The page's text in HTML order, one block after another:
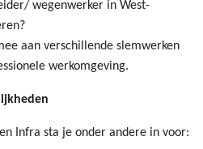
wegenwerker in West-
aan verschillende slemwerken
werkomgeving.
Infra sta je onder andere in voor: